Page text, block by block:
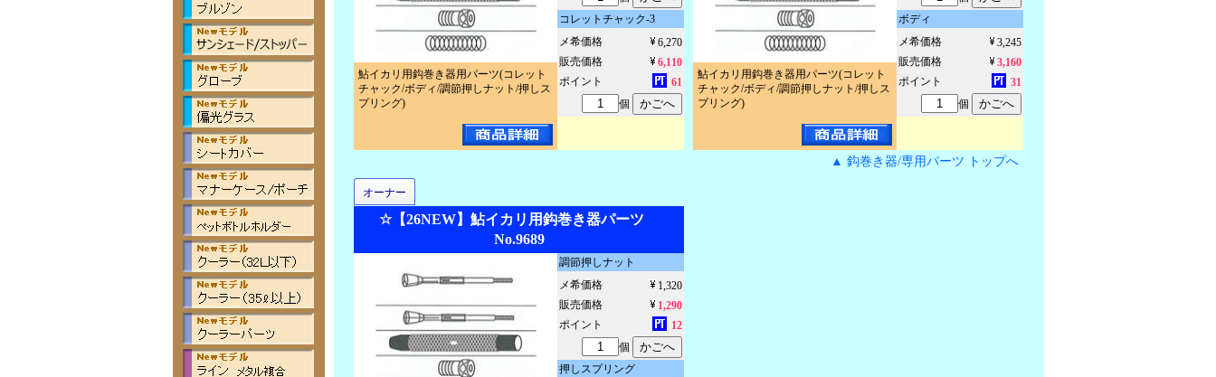
鮎イカリ用鈎巻き器用パーツ(コレット
チャック/ボディ/調節押しナット/押しス
プリング)
コレットチャック-3
メ希価格
6,270
販売価格
6,110
ポイント
61
個
鮎イカリ用鈎巻き器用パーツ(コレット
チャック/ボディ/調節押しナット/押しス
プリング)
ボディ
メ希価格
3,245
販売価格
3,160
ポイント
31
個
▲ 鈎巻き器/専用パーツ トップへ
オーナー
☆【26NEW】鮎イカリ用鈎巻き器パーツ
No.9689
調節押しナット
メ希価格
1,320
販売価格
1,290
ポイント
12
個
押しスプリング